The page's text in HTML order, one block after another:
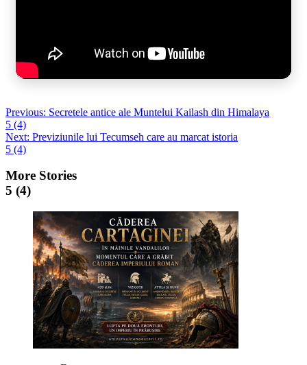
Post
navigation
Previous: Secretele antice ale Muntelui Kailash din Himalaya
5 (4)
Next: Previziunile lui Tecumseh care au marcat istoria
5 (4)
More Stories
5 (4)